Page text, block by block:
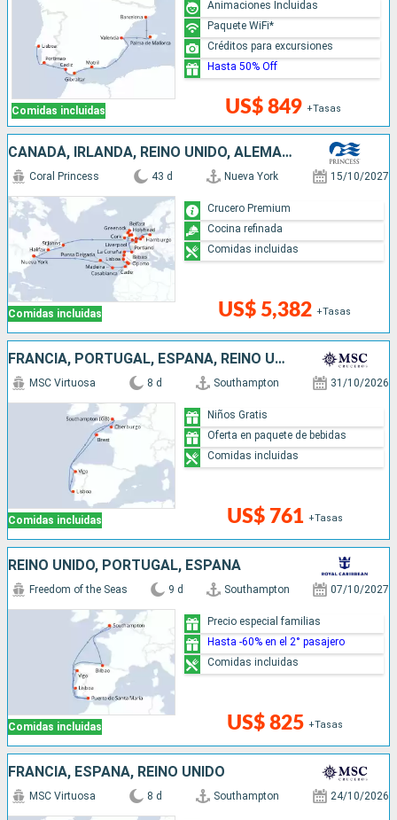
Comidas incluidas US$ 849 +Tasas
Animaciones Incluidas
Paquete WiFi*
Créditos para excursiones
Hasta 50% Off
CANADÁ, IRLANDA, REINO UNIDO, ALEMANIA, PAISES BAJOS, BÉLGICA, FRANCIA, ESPAÑA, MARRUECOS, PORTUGAL, ESTADOS UNIDOS
Comidas incluidas
Coral Princess 43 d Nueva York 15/10/2027
US$ 5,382 +Tasas
Crucero Premium
Cocina refinada
Comidas incluidas
FRANCIA, PORTUGAL, ESPAÑA, REINO UNIDO
Comidas incluidas
MSC Virtuosa 8 d Southampton 31/10/2026
US$ 761 +Tasas
Niños Gratis
Oferta en paquete de bebidas
Comidas incluidas
REINO UNIDO, PORTUGAL, ESPAÑA
Comidas incluidas
Freedom of the Seas 9 d Southampton 07/10/2027
US$ 825 +Tasas
Precio especial familias
Hasta -60% en el 2° pasajero
Comidas incluidas
FRANCIA, ESPAÑA, REINO UNIDO
MSC Virtuosa 8 d Southampton 24/10/2026